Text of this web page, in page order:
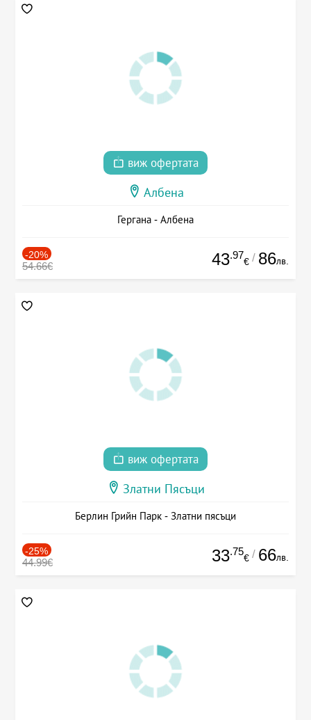
виж офертата
Албена
Гергана - Албена
-20%
54.66€ 43.97
€ / 86лв.
виж офертата
Златни Пясъци
Берлин Грийн Парк - Златни пясъци
-25%
44.99€ 33.75
€ / 66лв.